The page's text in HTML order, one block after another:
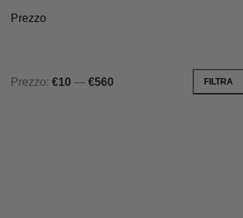
Prezzo
Prezzo
Prezzo
FILTRA
Prezzo: €10 — €560